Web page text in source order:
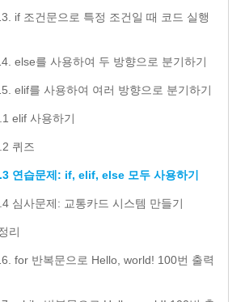
if 조건문으로 특정 조건일 때 코드 실행
else를 사용하여 두 방향으로 분기하기
elif를 사용하여 여러 방향으로 분기하기
elif 사용하기
퀴즈
연습문제: if, elif, else 모두 사용하기
심사문제: 교통카드 시스템 만들기
리
for 반복문으로 Hello, world! 100번 출력